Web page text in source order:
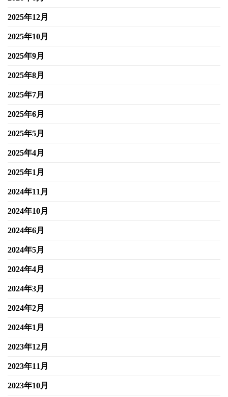
2025年12月
2025年10月
2025年9月
2025年8月
2025年7月
2025年6月
2025年5月
2025年4月
2025年1月
2024年11月
2024年10月
2024年6月
2024年5月
2024年4月
2024年3月
2024年2月
2024年1月
2023年12月
2023年11月
2023年10月